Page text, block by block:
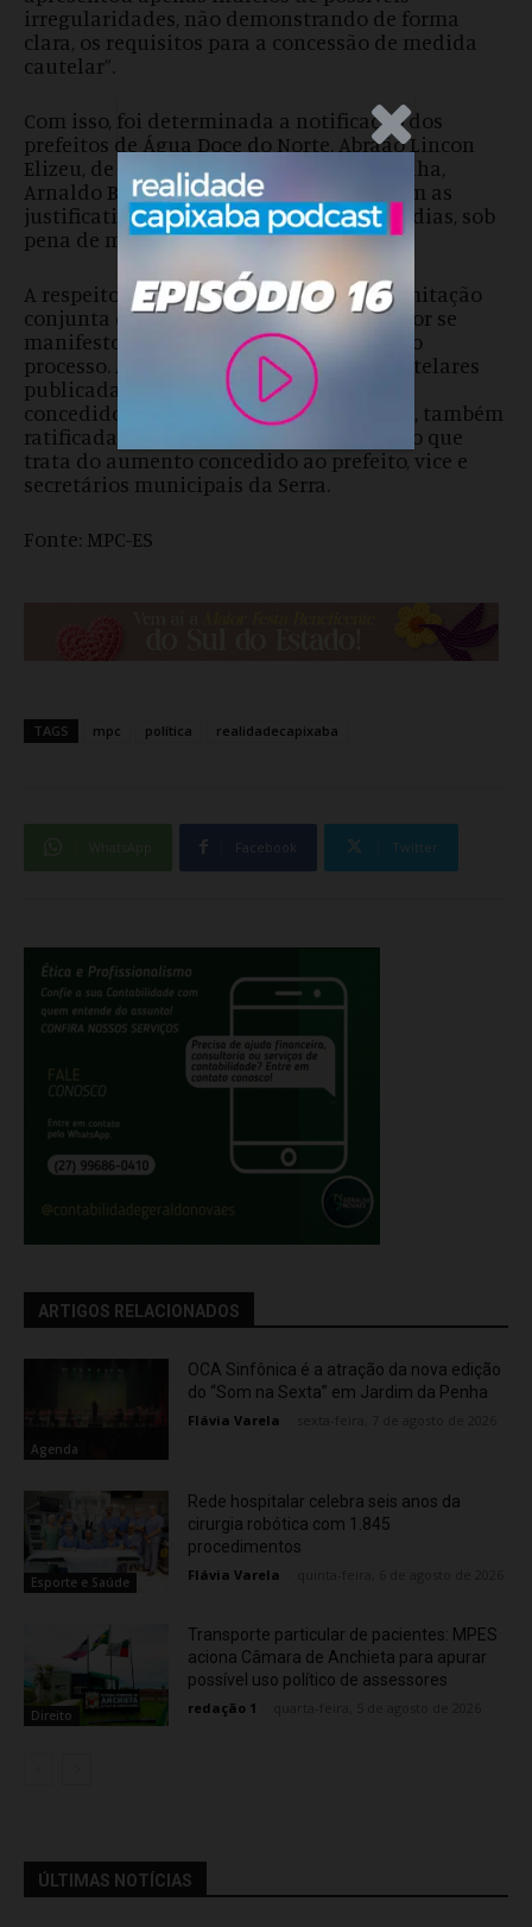
.Anúncio
irregularidades, não demonstrando de forma
clara, os requisitos para a concessão de medida
cautelar”.
Com isso, foi determinada a notificação dos
prefeitos de Água Doce do Norte, Abraão Lincon
Elizeu, de Piúma, Paulo Cola, e de Vila Velha,
Arnaldo Borgo Filho, para que apresentem as
justificativas necessárias no prazo de 10 dias, sob
pena de multa.
A respeito do pedido do MPC-ES para tramitação
conjunta das três representações, o relator se
manifestou para que ocorra só ao final do
processo. Além das duas que tiveram cautelares
publicadas nesta terça, o relator já havia
concedido cautelar na segunda-feira (27), também
ratificada pelo Plenário, na representação que
trata do aumento concedido ao prefeito, vice e
secretários municipais da Serra.
Fonte: MPC-ES
TAGS mpc política realidadecapixaba
Facebook Twitter
ARTIGOS RELACIONADOS
Agenda
OCA Sinfônica é a atração da nova edição
do “Som na Sexta” em Jardim da Penha
Flávia Varela
Esporte e Saúde
Rede hospitalar celebra seis anos da
cirurgia robótica com 1.845
procedimentos
Flávia Varela
Direito
Transporte particular de pacientes: MPES
aciona Câmara de Anchieta para apurar
possível uso político de assessores
redação 1
ÚLTIMAS NOTÍCIAS